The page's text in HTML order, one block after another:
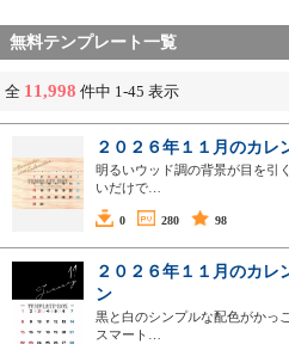
無料テンプレート一覧
全 11,998 件中 1-45 表示
２０２６年１１月のカレ
明るいウッド調の背景が目を引
いだけで…
0 280 98
２０２６年１１月のカレ
ン
黒と白のシンプルな配色がかっ
スマート…